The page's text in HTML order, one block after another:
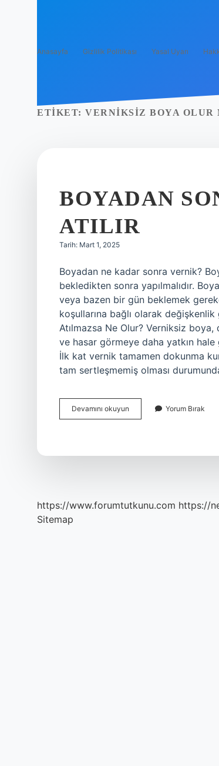
Anasayfa Gizlilik Politikası Yasal Uyarı
ETIKET: VERNIKSIZ BOYA OLUR
BOYADAN
ATILIR
Tarih: Mart 1, 2025
Boyadan ne kadar sonra vernik?
bekledikten sonra yapılmalıdır.
veya bazen bir gün beklemek
koşullarına bağlı olarak
Atılmazsa Ne Olur? Verniksiz boya,
ve hasar görmeye daha yatkın hale
İlk kat vernik tamamen dokunma
tam sertleşmemiş olması
Devamını okuyun Boyadan
Sonra
Yorum Bırak
https://www.forumtutkunu.com https://
Sitemap